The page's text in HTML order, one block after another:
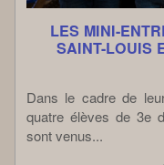
LES MINI-
SAINT-LOUIS
Dans le cadre de
quatre élèves de 3e
sont venus...